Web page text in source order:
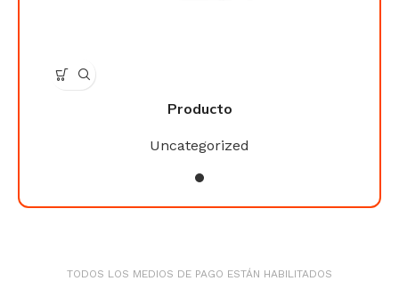
Producto
Uncategorized
TODOS LOS MEDIOS DE PAGO ESTÁN HABILITADOS